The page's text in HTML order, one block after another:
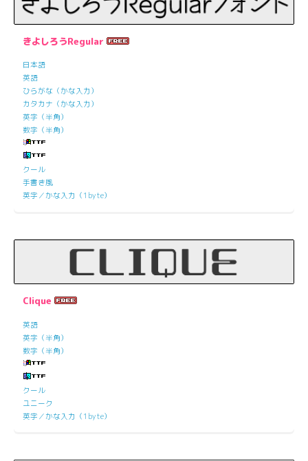
きよしろうRegular
日本語
英語
ひらがな（かな入力）
カタカナ（かな入力）
英字（半角）
数字（半角）
クール
手書き風
英字／かな入力（1byte）
Clique
英語
英字（半角）
数字（半角）
クール
ユニーク
英字／かな入力（1byte）